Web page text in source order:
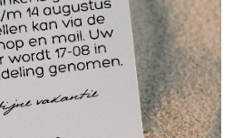
interessant